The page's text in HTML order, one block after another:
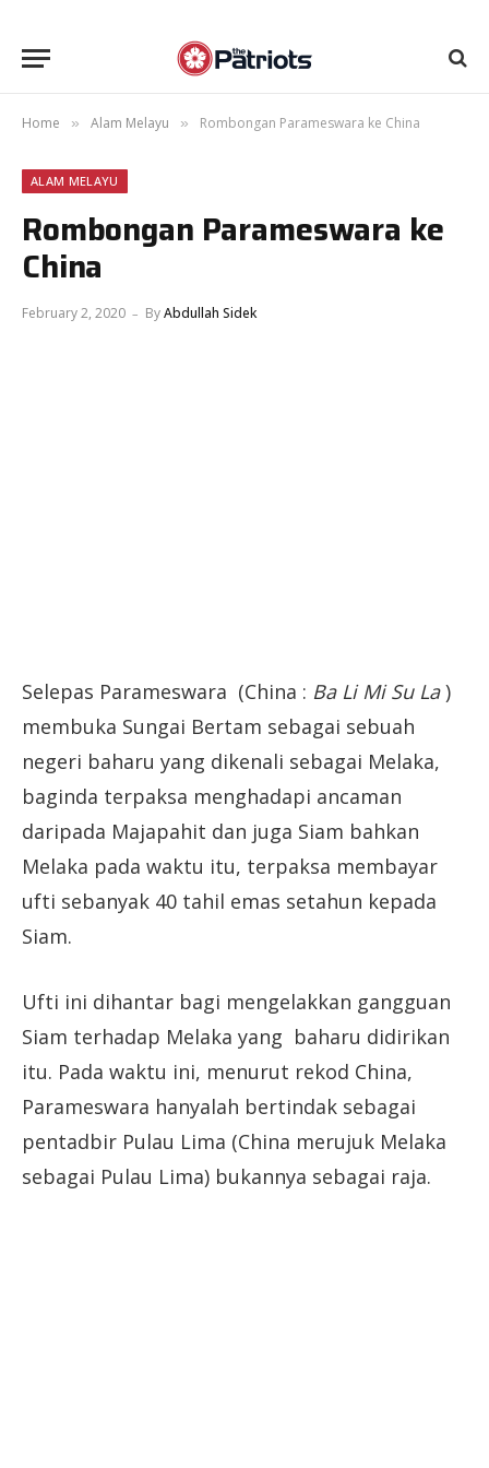
Home » Alam Melayu » Rombongan Parameswara ke China
ALAM MELAYU
Rombongan Parameswara ke
China
February 2, 2020 ByAbdullah Sidek
Selepas Parameswara (China : Ba Li Mi Su La)
membuka Sungai Bertam sebagai sebuah
negeri baharu yang dikenali sebagai Melaka,
baginda terpaksa menghadapi ancaman
daripada Majapahit dan juga Siam bahkan
Melaka pada waktu itu, terpaksa membayar
ufti sebanyak 40 tahil emas setahun kepada
Siam.
Ufti ini dihantar bagi mengelakkan gangguan
Siam terhadap Melaka yang baharu didirikan
itu. Pada waktu ini, menurut rekod China,
Parameswara hanyalah bertindak sebagai
pentadbir Pulau Lima (China merujuk Melaka
sebagai Pulau Lima) bukannya sebagai raja.